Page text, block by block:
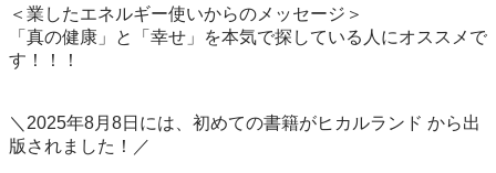
＜業したエネルギー使いからのメッセージ＞
「真の健康」と「幸せ」を本気で探している人にオススメで
す！！！
＼2025年8月8日には、初めての書籍がヒカルランド から出
版されました！／